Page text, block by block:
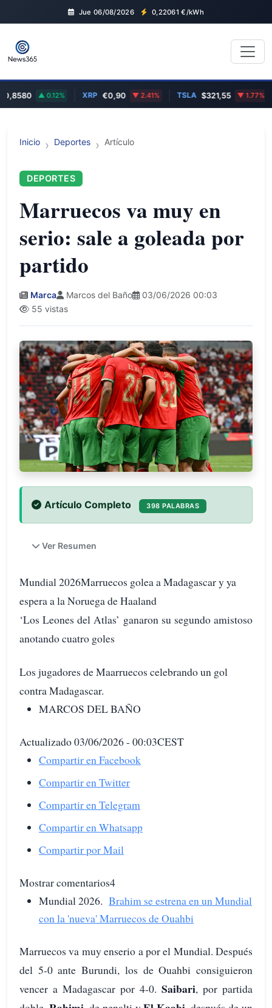
Jue 06/08/2026 0,22061 €/kWh
0.12% XRP €0,90 2.41% TSLA $321,55 1.77%
Inicio Deportes Artículo
DEPORTES
Marruecos va muy en
serio: sale a goleada por
partido
Marca Marcos del Baño
03/06/2026 00:03
55 vistas
Artículo Completo 398 PALABRAS
Ver Resumen
Mundial 2026Marruecos golea a Madagascar y ya
espera a la Noruega de Haaland
‘Los Leones del Atlas’ ganaron su segundo amistoso
anotando cuatro goles
Los jugadores de Maarruecos celebrando un gol
contra Madagascar.
MARCOS DEL BAÑO
Actualizado 03/06/2026 - 00:03CEST
Compartir en Facebook
Compartir en Twitter
Compartir en Telegram
Compartir en Whatsapp
Compartir por Mail
Mostrar comentarios4
Mundial 2026. Brahim se estrena en un Mundial
con la 'nueva' Marruecos de Ouahbi
Marruecos va muy enserio a por el Mundial. Después
del 5-0 ante Burundi, los de Ouahbi consiguieron
vencer a Madagascar por 4-0. Saibari, por partida